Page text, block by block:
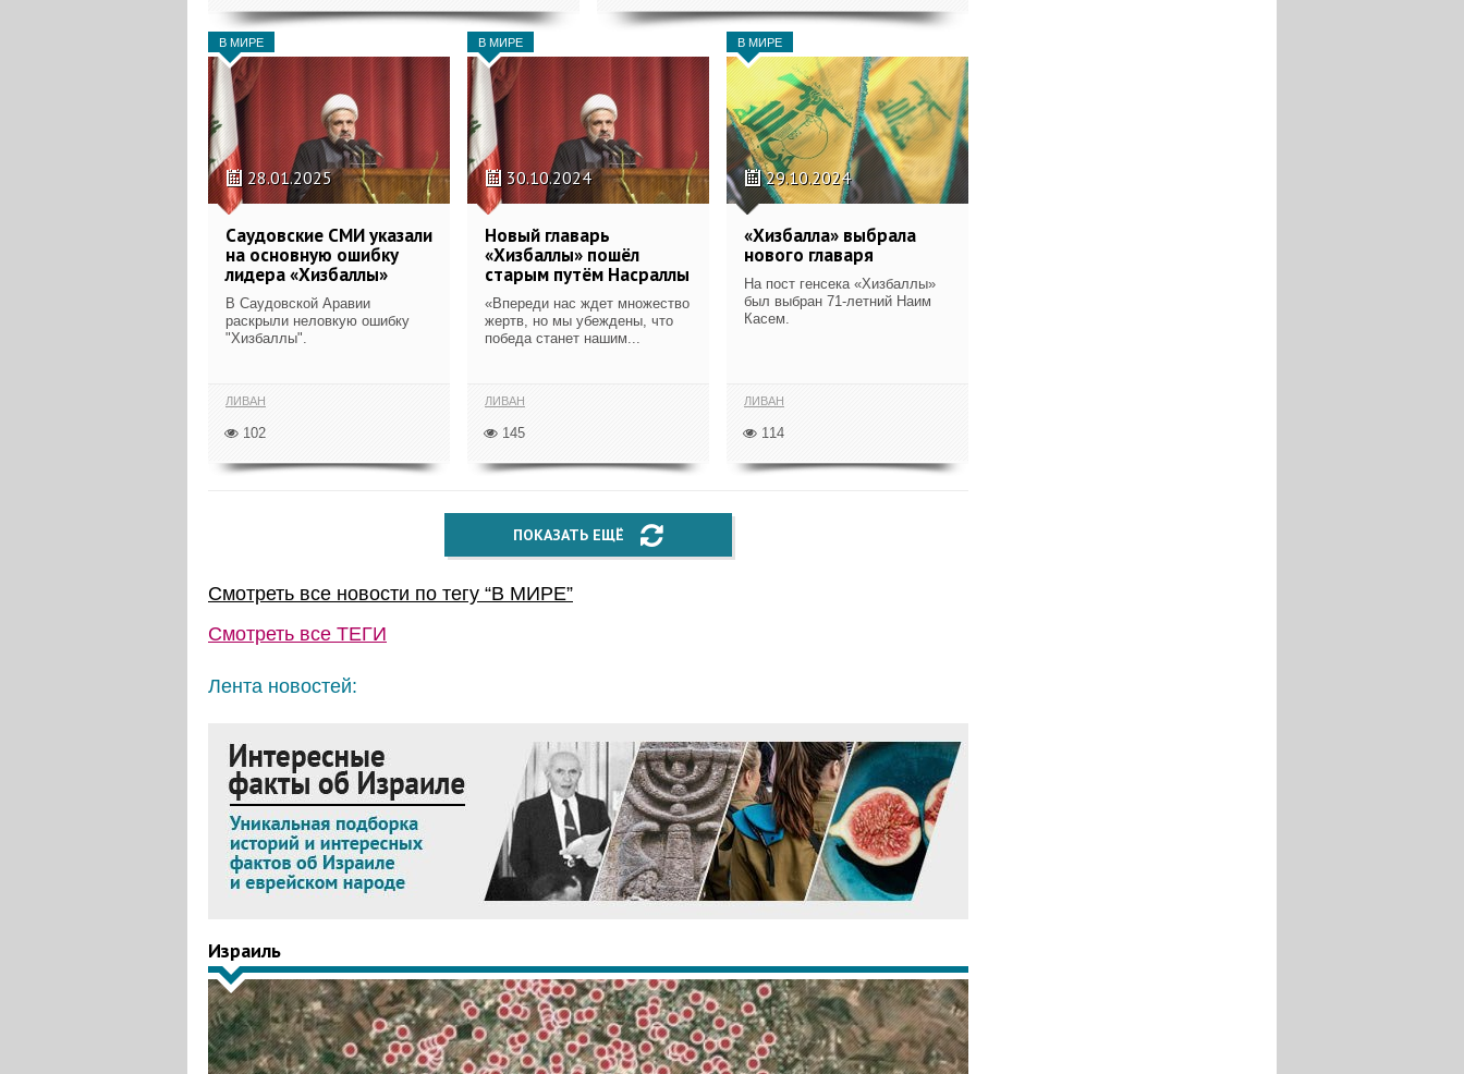
В МИРЕ
28.01.2025
Саудовские СМИ указали
на основную ошибку
лидера «Хизбаллы»
В Саудовской Аравии
раскрыли неловкую ошибку
"Хизбаллы".
ЛИВАН
102
В МИРЕ
30.10.2024
Новый главарь
«Хизбаллы» пошёл
старым путём Насраллы
«Впереди нас ждет множество
жертв, но мы убеждены, что
победа станет нашим...
ЛИВАН
145
В МИРЕ
29.10.2024
«Хизбалла» выбрала
нового главаря
На пост генсека «Хизбаллы»
был выбран 71-летний Наим
Касем.
ЛИВАН
114
ПОКАЗАТЬ ЕЩЁ
Смотреть все новости по тегу “В МИРЕ”
Смотреть все ТЕГИ
Лента новостей:
Израиль